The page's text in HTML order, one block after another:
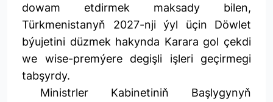
dowam etdirmek maksady bilen,
Türkmenistanyň 2027-nji ýyl üçin Döwlet
býujetini düzmek hakynda Karara gol çekdi
we wise-premýere degişli işleri geçirmegi
tabşyrdy.
Ministrler Kabinetiniň Başlygynyň